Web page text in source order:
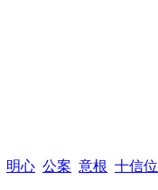
明心 公案 意根 十信位